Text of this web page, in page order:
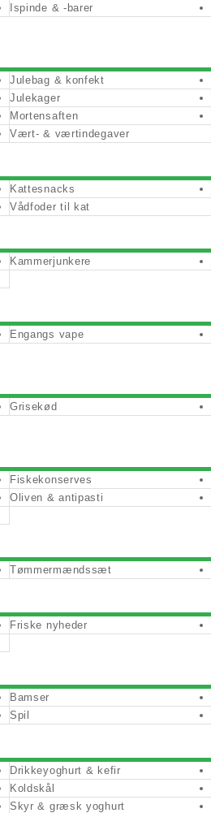
Ispinde & -barer
Julebag & konfekt
Julekager
Mortensaften
Vært- & værtindegaver
Kattesnacks
Vådfoder til kat
Kammerjunkere
Engangs vape
Grisekød
Fiskekonserves
Oliven & antipasti
Tømmermændssæt
Friske nyheder
Bamser
Spil
Drikkeyoghurt & kefir
Koldskål
Skyr & græsk yoghurt